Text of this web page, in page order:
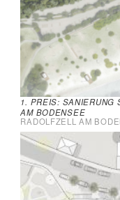
1. PREIS: SANIERUNG
AM BODENSEE
RADOLFZELL AM